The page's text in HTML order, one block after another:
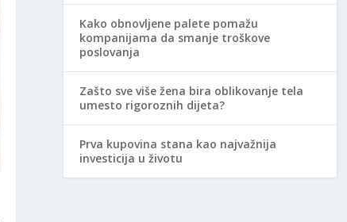
Kako obnovljene palete pomažu
kompanijama da smanje troškove
poslovanja
Zašto sve više žena bira oblikovanje tela
umesto rigoroznih dijeta?
Prva kupovina stana kao najvažnija
investicija u životu